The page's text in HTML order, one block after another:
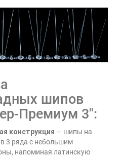
шипов
Премиум 3":
конструкция — шипы на
3 ряда с небольшим
напоминая латинскую